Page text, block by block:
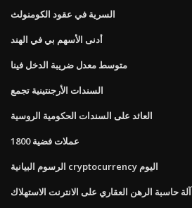
السرية في عقود الكومنولث
أدنى الأسهم بي في الهند
متوسط ​​معدل ضريبة الدخل فينا
السندات الأرجنتينية تجمع
العائد على السندات الحكومية الروسية
1800 عملات فضية
الرسوم البيانية cryptocurrency اليوم
آلة حاسبة الرهن العقاري على الانترنت الاستهلاك